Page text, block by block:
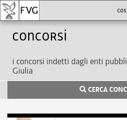
Concorsi
i concorsi indetti dagli enti
Giulia
CERCA